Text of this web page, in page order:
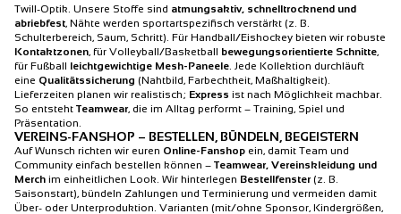
Twill-Optik. Unsere Stoffe sind atmungsaktiv, schnelltrocknend und
abriebfest, Nähte werden sportartspezifisch verstärkt (z. B.
Schulterbereich, Saum, Schritt). Für Handball/Eishockey bieten wir robuste
Kontaktzonen, für Volleyball/Basketball bewegungsorientierte Schnitte,
für Fußball leichtgewichtige Mesh-Paneele. Jede Kollektion durchläuft
eine Qualitätssicherung (Nahtbild, Farbechtheit, Maßhaltigkeit).
Lieferzeiten planen wir realistisch; Express ist nach Möglichkeit machbar.
So entsteht Teamwear, die im Alltag performt – Training, Spiel und
Präsentation.
VEREINS-FANSHOP – BESTELLEN, BÜNDELN, BEGEISTERN
Auf Wunsch richten wir euren Online-Fanshop ein, damit Team und
Community einfach bestellen können – Teamwear, Vereinskleidung und
Merch im einheitlichen Look. Wir hinterlegen Bestellfenster(z. B.
Saisonstart), bündeln Zahlungen und Terminierung und vermeiden damit
Über- oder Unterproduktion. Varianten (mit/ohne Sponsor, Kindergrößen,